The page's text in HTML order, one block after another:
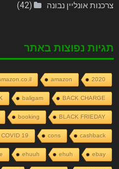
צרכנות אונליין נבונה (42)
תגיות נפוצות באתר
2020
amazon
BACK CHARGE
baligam
BLACK FRIEDAY
booking
cashback
cons
COVID 19
ebay
ehuh
ehuuh